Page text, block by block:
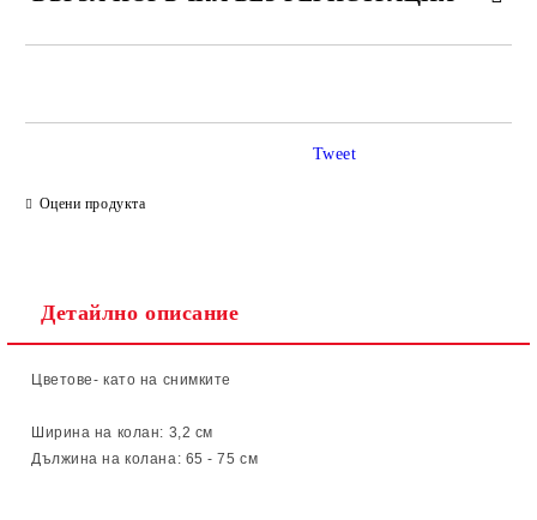
Оцени продукта
Tweet
Детайлно описание
Цветове- като на снимките
Ширина на колан: 3,2 см
Дължина на колана: 65 - 75 см